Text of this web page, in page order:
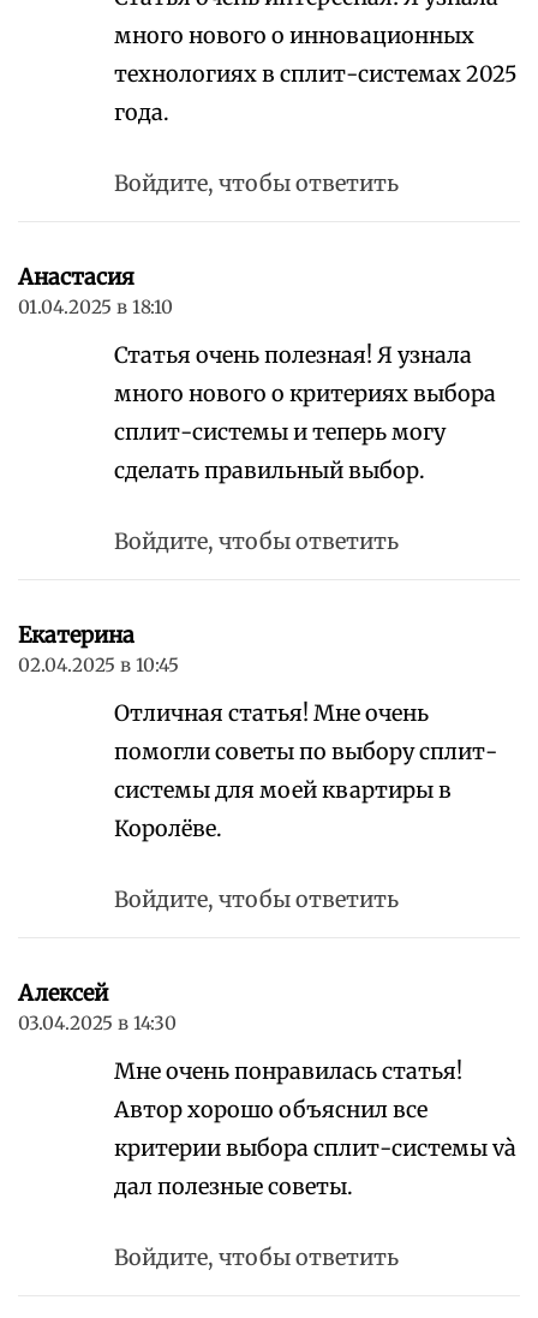
много нового о инновационных
технологиях в сплит-системах 2025
года.
Войдите, чтобы ответить
Анастасия
01.04.2025 в 18:10
Статья очень полезная! Я узнала
много нового о критериях выбора
сплит-системы и теперь могу
сделать правильный выбор.
Войдите, чтобы ответить
Екатерина
02.04.2025 в 10:45
Отличная статья! Мне очень
помогли советы по выбору сплит-
системы для моей квартиры в
Королёве.
Войдите, чтобы ответить
Алексей
03.04.2025 в 14:30
Мне очень понравилась статья!
Автор хорошо объяснил все
критерии выбора сплит-системы và
дал полезные советы.
Войдите, чтобы ответить